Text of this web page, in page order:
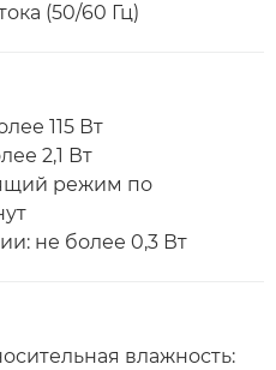
(50/60 Гц)
115 Вт
2,1 Вт
режим по
не более 0,3 Вт
влажность: